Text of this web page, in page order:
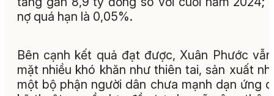
nợ quá hạn là 0,05%.
Bên cạnh kết quả đạt được, Xuân Phước
mặt nhiều khó khăn như thiên tai, sản xuất
một bộ phận người dân chưa mạnh dạn ứng